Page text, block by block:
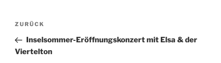
Beitragsnavigation
Vorheriger
Beitrag
ZURÜCK
Inselsommer-Eröffnungskonzert mit Elsa & der
Viertelton